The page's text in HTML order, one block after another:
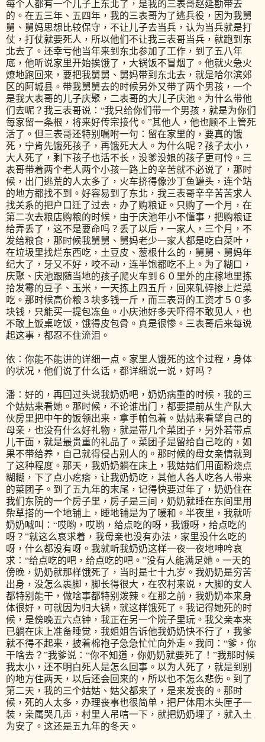
每个人都有一个儿子上东北了，是我的三表哥赵延勘带去
的。在五三年、五四年，我的三表哥为了逃兵役，因为我舅
舅、舅妈思想比较保守，不让儿子去当兵，认为当兵就是打
仗，打仗就要死人，所以他们不让我三表哥当兵，就跑到东
北去了。还幸亏他当年来到东北参加了工作，到了五八年
底，他听说家里开始挨饿了，大锅饭不冒烟了。他就火急火
燎地跑回来，要把我舅舅、舅妈带到东北去，就是哈尔滨郊
区的阿城县。带我舅舅去的时候另外又带了两个男孩，一个
是我大表哥的儿子庆聚，二表哥的大儿子庆池。为什么带他
们去呢？我三表哥说：“我只给你们带一个男孩，就是为你们
每家留一条根，将来好传宗接代。”其他人，他也顾不上管死
活了。但三表哥还特别嘱咐一句：留在家里的，要真的饿
死，宁肯先饿死孩子，再饿死大人。为什么呢？孩子太小，
大人死了，剩下孩子也活不长，没爹没娘的孩子更可怜。三
表哥带着两个老人两个小孩一路上的辛苦就不必说了，那时
候，出门逃荒的人太多了，火车挤得像沙丁鱼罐头，连个站
的地方都找不到。好容易到了东北，我三表哥辛辛苦苦求人
找关系的把户口迁了过去，办了购粮证。只购了一个月，在
第二次去粮店购粮的时候，由于庆池年小不懂事，把购粮证
给弄丢了，这不是要命吗？丢了以后，一家人，三个月，不
发给粮食，那时候我舅舅、舅妈老少一家人都是吃白菜叶，
在垃圾里找烂东西吃，土豆皮、葱根什么的，舅舅、舅妈年
纪大了，牙又不好，咬不动，连半饱都吃不上。为了糊口，
庆聚、庆池跟随当地的孩子爬火车到６０里外的庄稼地里拣
拾发霉的豆子、玉米，一天拣上四五斤，回来轧碎掺上烂菜
吃。那时候高价粮３块多钱一斤，而三表哥的工资才５０多
块钱，只能买一提包冻鱼。小庆池好多天吓得不敢见人，也
不敢上饭桌吃饭，饿得皮包骨。真是很惨。三表哥后来每说
起这事，都忍不住流泪。
依：你能不能讲的详细一点。家里人饿死的这个过程，身体
的状况，他们说了什么话，都详细说一说，好吗？
潘：好的，再回过头说我奶奶吧，奶奶病重的时候，我的三
个姑姑来看她。那时候，不论谁出门，都要提前从生产队大
伙房里把中午的饭领出来，拿手帕包着。姑姑来看望自己的
母亲，也没有什么好礼物，就是带几个菜团子，另外若带点
儿干面，就是最贵重的礼品了。菜团子是留给自己吃的，如
果不带给养，自己就得侵占别人的。那时候的母女亲情就到
了这种程度。那天，我奶奶躺在床上，我姑姑们用面粉烧点
糊糊，下了点小疙瘩，让我奶奶吃，其他人各人吃各人带来
的菜团子。到了五九年的末尾，记得快要过年了，奶奶住在
我们东院的一个房子里，房子是三间，奶奶就睡在东间里用
柴草搭的一个地铺上，睡地铺是为了暖和。半夜里，我就听
奶奶喊叫：“哎哟，哎哟，给点吃的呀，我饿呀，给点吃的
呀？”就这么哀求着，我母亲也没有办法，家里没什么吃的
呀，什么都没有呀。我就听我奶奶这样一夜一夜地呻吟哀
求：“给点吃的吧，给点吃的吧。”没有人能满足她。一天的
傍晚，奶奶就那样饿死了，当时是七十九岁。我奶奶是穷苦
出身，没怎么裹脚，脚长得很大，在农村来说，大脚的女人
都特别能干，做啥事都特别泼辣。在那之前，我奶奶本来身
体很好，可就因为归大锅，就这样饿死了。我记得她死的时
候，是傍晚五六点钟，我正在另一个院子里玩。我父亲本来
已躺在床上准备睡觉，我姐姐告诉他我奶奶快不行了，我爹
就不得不起来，披着棉袍子急急忙忙向外走。我问：“爹，你
干啥去？”我爹说：“你不知道，你奶奶就要死了！”我那时候
我太小，还不明白死人是怎么回事。以为人死了，就是到别
的地方住两天，以后还会回来的，所以也不怎么悲伤。到了
第二天，我的三个姑姑、姑父都来了，是来发丧的。那时
候，死的人太多，办理丧事也很简单，把尸体用木头匣子一
装，亲属哭几声，村里人吊唁一下，就把奶奶埋了，就入土
为安了。这还是五九年的冬天。